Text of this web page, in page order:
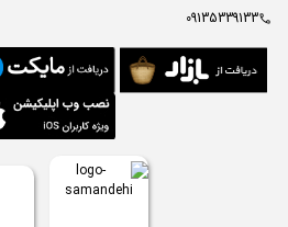
09135339133